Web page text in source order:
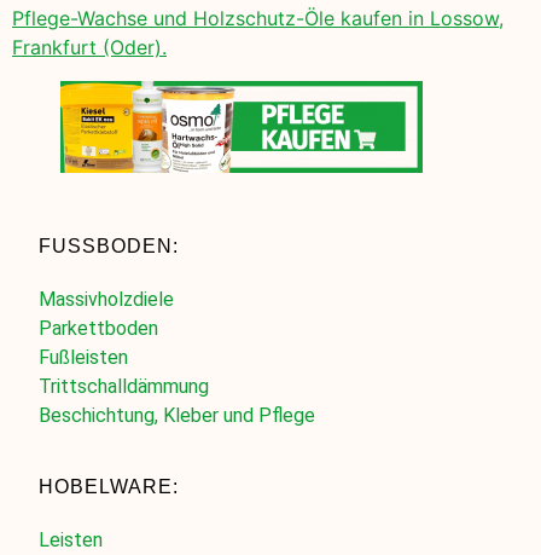
Pflege-Wachse und Holzschutz-Öle kaufen in Lossow,
Frankfurt (Oder).
FUSSBODEN:
Massivholzdiele
Parkettboden
Fußleisten
Trittschalldämmung
Beschichtung, Kleber und Pflege
HOBELWARE:
Leisten